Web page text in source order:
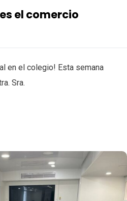
el comercio
en el colegio! Esta semana
Sra.